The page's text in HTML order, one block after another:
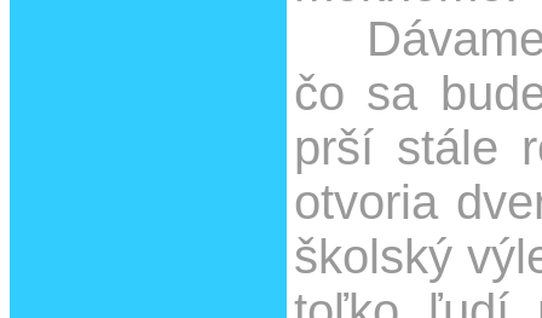
Dávame
čo sa
prší stále
otvoria
školský